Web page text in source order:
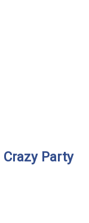
Crazy Party